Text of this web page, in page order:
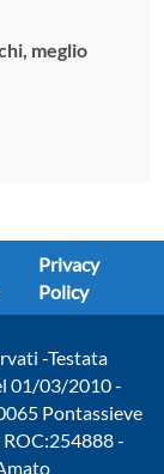
meglio
Privacy
Policy
-Testata
01/03/2010 -
Pontassieve
-